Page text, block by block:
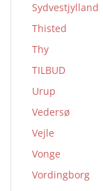
Sydvestjylland
Thisted
Thy
TILBUD
Urup
Vedersø
Vejle
Vonge
Vordingborg